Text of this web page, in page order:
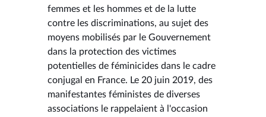
femmes et les hommes et de la lutte
contre les discriminations, au sujet des
moyens mobilisés par le Gouvernement
dans la protection des victimes
potentielles de féminicides dans le cadre
conjugal en France. Le 20 juin 2019, des
manifestantes féministes de diverses
associations le rappelaient à l'occasion